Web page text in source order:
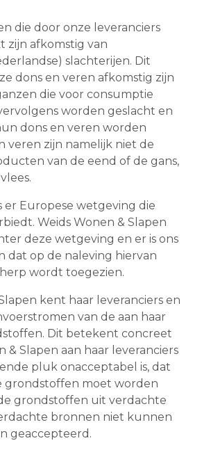
die door onze leveranciers
zijn afkomstig van
slachterijen. Dit
dons en veren afkomstig zijn
die voor consumptie
worden geslacht en
dons en veren worden
veren zijn namelijk niet de
van de eend of de gans,
er Europese wetgeving die
Weids Wonen & Slapen
deze wetgeving en er is ons
dat op de naleving hiervan
wordt toegezien.
kent haar leveranciers en
van de aan haar
Dit betekent concreet
& Slapen aan haar leveranciers
pluk onacceptabel is, dat
grondstoffen moet worden
grondstoffen uit verdachte
bronnen niet kunnen
geaccepteerd.